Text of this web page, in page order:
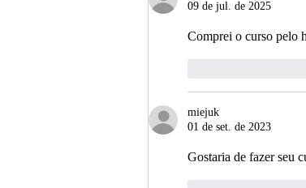
09 de jul. de 2025
Comprei o curso pelo
miejuk
01 de set. de 2023
Gostaria de fazer seu